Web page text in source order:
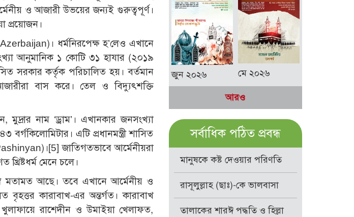
ও আজারী উভয়ের জন্যই গুরুত্বপূর্ণ।
প্রয়োজন।
ধর্মনিরপেক্ষ হ’লেও এখানে
আনুমানিক ১ কোটি ৩১ হাযার (২০১৯
সরকার কর্তৃক পরিচালিত হয়। বর্তমান
বাস করে। তেল ও বিদ্যুৎশক্তি
নাম ‘ড্রাম’। এখানকার জনসংখ্যা
এটি প্রধানমন্ত্রী শাসিত
[5] জাতিগতভাবে আর্মেনীয়রা
মেনে চলে।
মতামত আছে। তবে এখানে আর্মেনীয় ও
বৃহত্তর কারাবাখ-এর অন্তর্গত। কারাবাখ
রাশেদীন ও উমাইয়া খেলাফত,
জুন ২০২৬ মে ২০২৬
আরও
সর্বাধিক পঠিত প্রবন্ধ
মানুষকে কষ্ট দেওয়ার পরিণতি
রাসূলুল্লাহ (ছাঃ)-কে ভালবাসা
তালাকের শারঈ পদ্ধতি ও হিল্লা